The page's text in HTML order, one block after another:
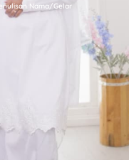
Nama/Gelar